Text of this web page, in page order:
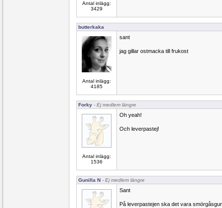
Antal inlägg:
3429
butterkaka
Antal inlägg:
4185
sant
jag gillar ostmacka till frukost
Forky - Ej medlem längre
Antal inlägg:
1536
Oh yeah!
Och leverpastej!
Gunilla N - Ej medlem längre
Sant
På leverpastejen ska det vara